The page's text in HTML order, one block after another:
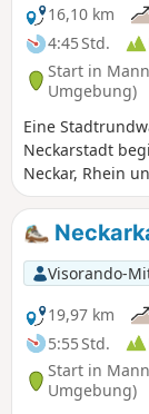
16,10 km
4:45 Std.
Start in
Umgebung)
Eine
Neckarstadt
Neckar, Rhein
und einsam
verläuft auf
landschaftlich
mehr Zeit
Geschichten
Visorando-
19,97 km
5:55 Std.
Start in
Umgebung)